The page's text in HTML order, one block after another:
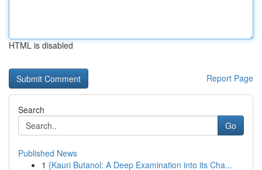
HTML is disabled
Report Page
Search
Go
Published News
1 {Kauri Butanol: A Deep Examination into its Cha...